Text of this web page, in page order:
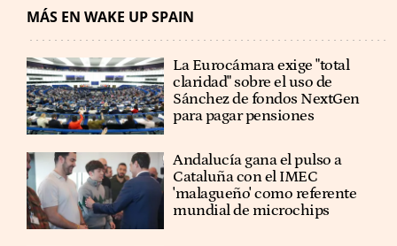
MÁS EN WAKE UP SPAIN
La Eurocámara exige "total
claridad" sobre el uso de
Sánchez de fondos NextGen
para pagar pensiones
Andalucía gana el pulso a
Cataluña con el IMEC
'malagueño' como referente
mundial de microchips